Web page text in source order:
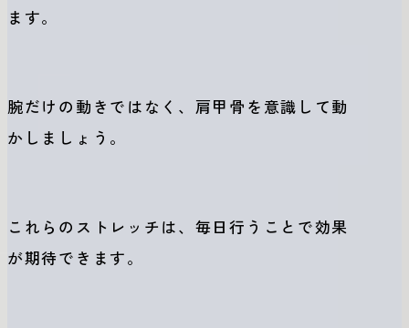
ます。
腕だけの動きではなく、肩甲骨を意識して動
かしましょう。
これらのストレッチは、毎日行うことで効果
が期待できます。